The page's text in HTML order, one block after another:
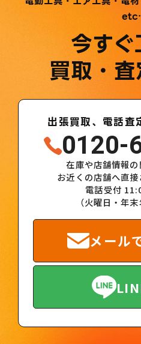
今す
買取・査
出張買取、電話査
0120-
在庫や店舗情報の
お近くの店舗へ直接
電話受付
（火曜日・年
メール